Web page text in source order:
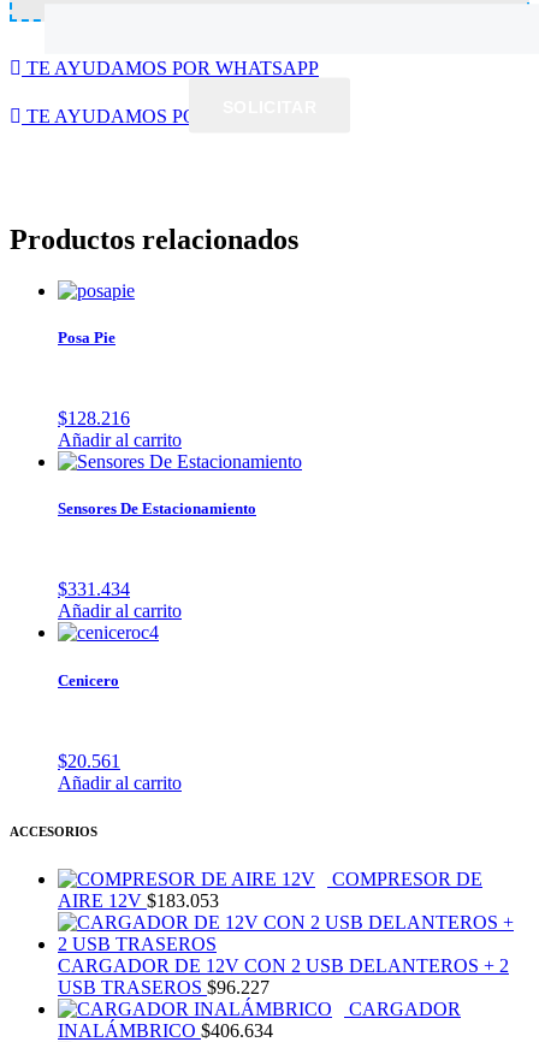
TE AYUDAMOS POR WHATSAPP
TE AYUDAMOS POR WHATSAPP
Productos relacionados
Posa Pie
$128.216
Añadir al carrito
Sensores De Estacionamiento
$331.434
Añadir al carrito
Cenicero
$20.561
Añadir al carrito
ACCESORIOS
COMPRESOR DE
AIRE 12V $183.053
CARGADOR DE 12V CON 2 USB DELANTEROS + 2
USB TRASEROS $96.227
CARGADOR
INALÁMBRICO $406.634